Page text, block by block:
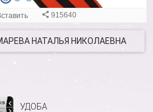
НАТАЛЬЯ НИКОЛАЕВНА
УДОБА